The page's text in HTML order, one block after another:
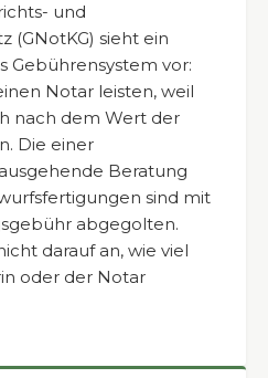
und
(GNotKG) sieht ein
Gebührensystem vor:
Notar leisten, weil
nach dem Wert der
Die einer
Beratung
sind mit
abgegolten.
darauf an, wie viel
oder der Notar